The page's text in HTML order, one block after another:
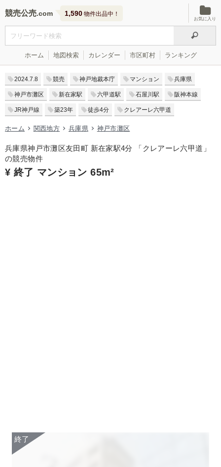
競売公売 1,590 物件出品中！
お気に入り
ホーム 地図検索 カレンダー 市区町村 ランキング
2024.7.8 競売 神戸地裁本庁 マンション 兵庫県
神戸市灘区 新在家駅 六甲道駅 石屋川駅 阪神本線
JR神戸線 築23年 徒歩4分 クレアーレ六甲道
ホーム 関西地方 兵庫県 神戸市灘区
兵庫県神戸市灘区友田町 新在家駅4分 「クレアーレ六甲道」
の競売物件
¥ 終了 マンション 65m²